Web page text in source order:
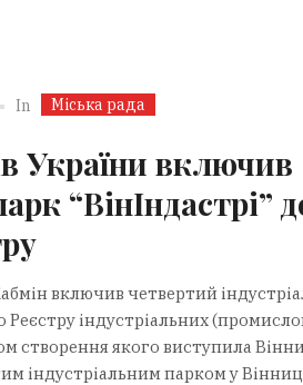
In Міська рада
України включив
“ВінІндастрі”
включив четвертий
Реєстру індустріальних
створення якого виступила
індустріальним парком у